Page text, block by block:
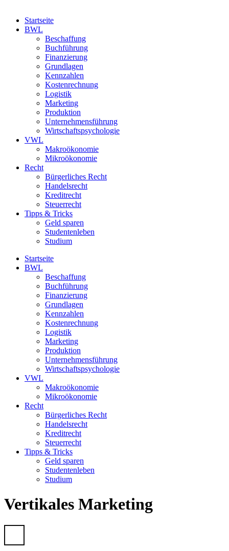
Startseite
BWL
Beschaffung
Buchführung
Finanzierung
Grundlagen
Kennzahlen
Kostenrechnung
Logistik
Marketing
Produktion
Unternehmensführung
Wirtschaftspsychologie
VWL
Makroökonomie
Mikroökonomie
Recht
Bürgerliches Recht
Handelsrecht
Kreditrecht
Steuerrecht
Tipps & Tricks
Geld sparen
Studentenleben
Studium
Startseite
BWL
Beschaffung
Buchführung
Finanzierung
Grundlagen
Kennzahlen
Kostenrechnung
Logistik
Marketing
Produktion
Unternehmensführung
Wirtschaftspsychologie
VWL
Makroökonomie
Mikroökonomie
Recht
Bürgerliches Recht
Handelsrecht
Kreditrecht
Steuerrecht
Tipps & Tricks
Geld sparen
Studentenleben
Studium
Vertikales Marketing